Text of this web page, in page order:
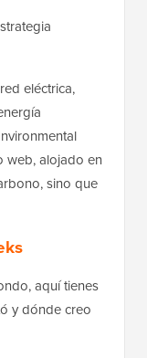
eléctrica,
web, alojado en
sino que
aquí tienes
y dónde creo